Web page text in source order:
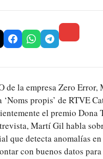
de la empresa Zero
propis’ de RTVE
el premio Dona
Martí Gil habla
que detecta anomalías en
con buenos datos